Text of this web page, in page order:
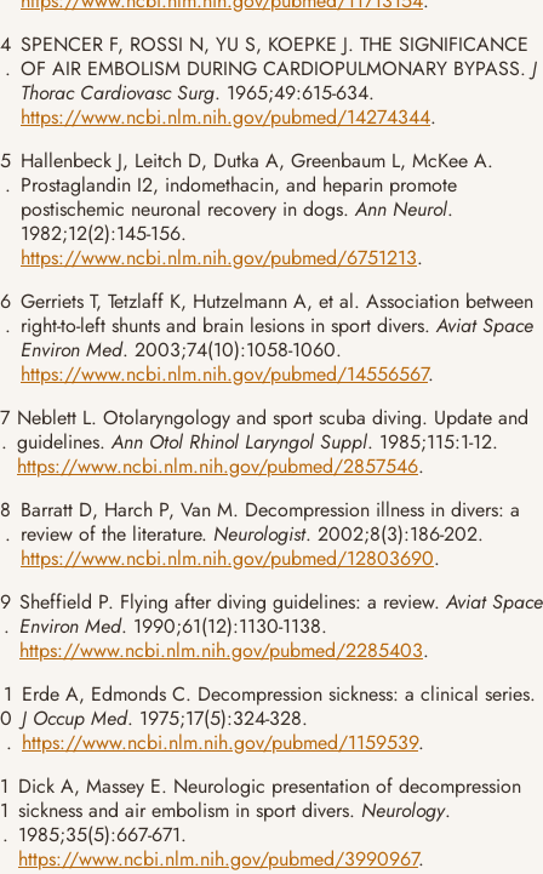
4
.
SPENCER F, ROSSI N, YU S, KOEPKE J. THE SIGNIFICANCE
OF AIR EMBOLISM DURING CARDIOPULMONARY BYPASS. J
Thorac Cardiovasc Surg. 1965;49:615-634.
https://www.ncbi.nlm.nih.gov/pubmed/14274344.
5
.
Hallenbeck J, Leitch D, Dutka A, Greenbaum L, McKee A.
Prostaglandin I2, indomethacin, and heparin promote
postischemic neuronal recovery in dogs.Ann Neurol.
1982;12(2):145-156.
https://www.ncbi.nlm.nih.gov/pubmed/6751213.
6
.
Gerriets T, Tetzlaff K, Hutzelmann A, et al. Association between
right-to-left shunts and brain lesions in sport divers.Aviat Space
Environ Med. 2003;74(10):1058-1060.
https://www.ncbi.nlm.nih.gov/pubmed/14556567.
7
.
Neblett L. Otolaryngology and sport scuba diving. Update and
guidelines.Ann Otol Rhinol Laryngol Suppl. 1985;115:1-12.
https://www.ncbi.nlm.nih.gov/pubmed/2857546.
8
.
Barratt D, Harch P, Van M. Decompression illness in divers: a
review of the literature. Neurologist. 2002;8(3):186-202.
https://www.ncbi.nlm.nih.gov/pubmed/12803690.
9
.
Sheffield P. Flying after diving guidelines: a review.Aviat Space
Environ Med. 1990;61(12):1130-1138.
https://www.ncbi.nlm.nih.gov/pubmed/2285403.
1
0
.
Erde A, Edmonds C. Decompression sickness: a clinical series.
J Occup Med. 1975;17(5):324-328.
https://www.ncbi.nlm.nih.gov/pubmed/1159539.
1
1
.
Dick A, Massey E. Neurologic presentation of decompression
sickness and air embolism in sport divers. Neurology.
1985;35(5):667-671.
https://www.ncbi.nlm.nih.gov/pubmed/3990967.